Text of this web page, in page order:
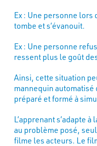
Ex : Une personne lors
tombe et s’évanouit.
Ex : Une personne
ressent plus le goût
Ainsi, cette situation
mannequin automatisé
préparé et formé à
L’apprenant s’adapte
au problème posé,
filme les acteurs. Le